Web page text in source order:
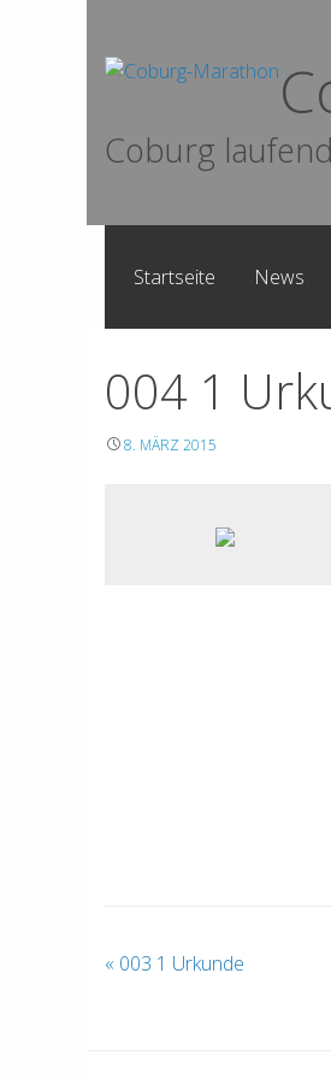
Coburg
Startseite News
004 1
8. MÄRZ 2015
« 003 1 Urkunde